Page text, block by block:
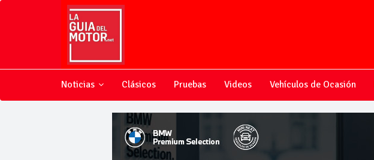
Noticias Clásicos Pruebas Videos Vehículos de Ocasión